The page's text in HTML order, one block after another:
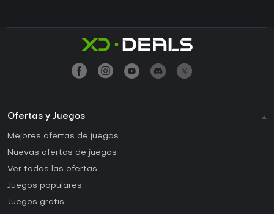
Ofertas y Juegos
Mejores ofertas de juegos
Nuevas ofertas de juegos
Ver todas las ofertas
Juegos populares
Juegos gratis